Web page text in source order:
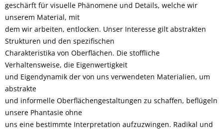
geschärft für visuelle Phänomene und Details, welche wir
unserem Material, mit
dem wir arbeiten, entlocken. Unser Interesse gilt abstrakten
Strukturen und den spezifischen
Charakteristika von Oberflächen. Die stoffliche
Verhaltensweise, die Eigenwertigkeit
und Eigendynamik der von uns verwendeten Materialien, um
abstrakte
und informelle Oberflächengestaltungen zu schaffen, beflügeln
unsere Phantasie ohne
uns eine bestimmte Interpretation aufzuzwingen. Radikal und